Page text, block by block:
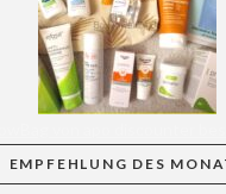
EMPFEHLUNG DES